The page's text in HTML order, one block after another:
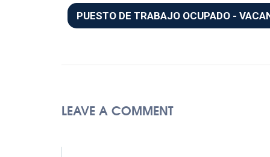
PUESTO DE TRABAJO OCUPADO -
LEAVE A COMMENT